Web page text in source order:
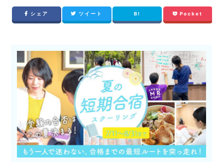
シェア ツイート B! Pocket